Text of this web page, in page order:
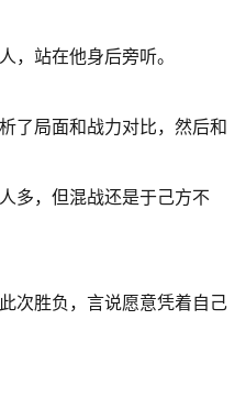
站在他身后旁听。
局面和战力对比，然后和
多，但混战还是于己方不
胜负，言说愿意凭着自己